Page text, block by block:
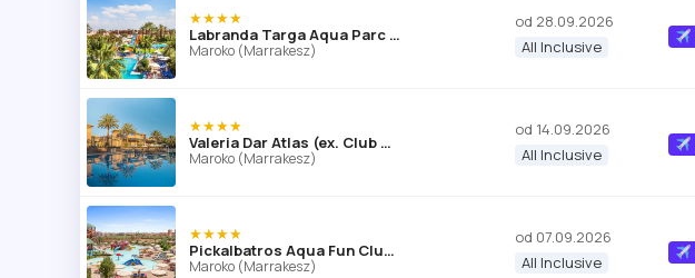
★★★★
Labranda Targa Aqua Parc Club (ex. Atlas Targa Marrakesz)
Maroko (Marrakesz)
od 28.09.2026
All Inclusive
★★★★
Valeria Dar Atlas (ex. Club Dar Atlas)
Maroko (Marrakesz)
od 14.09.2026
All Inclusive
★★★★
Pickalbatros Aqua Fun Club Marrakech
Maroko (Marrakesz)
od 07.09.2026
All Inclusive